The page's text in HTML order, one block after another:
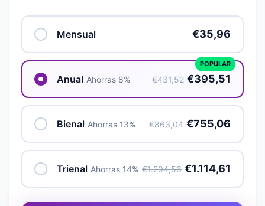
Mensual €35,96
Anual Ahorras 8% €431,52 €395,51
POPULAR
Bienal Ahorras 13% €863,04 €755,06
Trienal Ahorras 14% €1.294,56 €1.114,61